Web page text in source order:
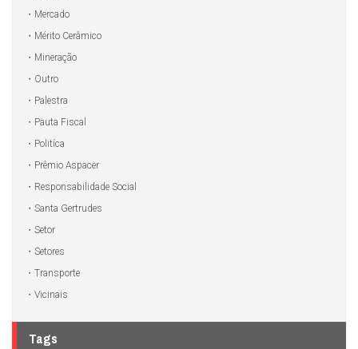
Mercado
Mérito Cerâmico
Mineração
Outro
Palestra
Pauta Fiscal
Politíca
Prêmio Aspacer
Responsabilidade Social
Santa Gertrudes
Setor
Setores
Transporte
Vicinais
Tags